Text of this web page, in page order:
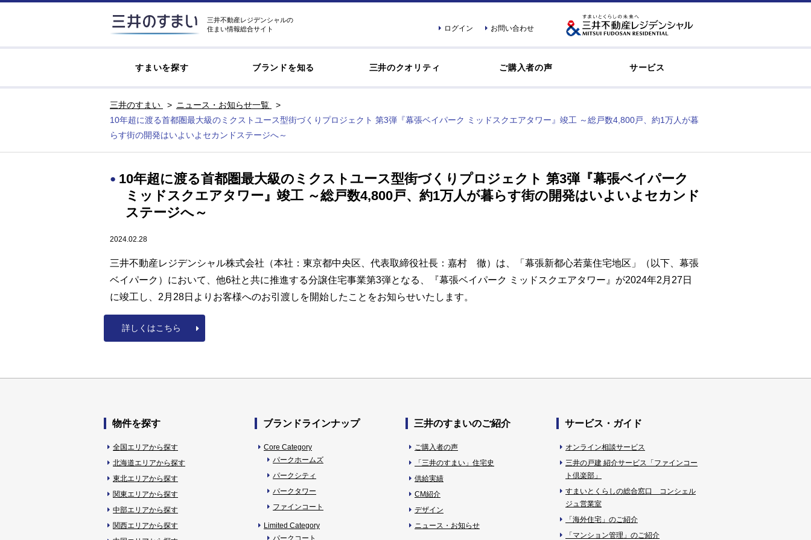
ログイン お問い合わせ
三井不動産レジデンシャルの
住まい情報総合サイト
すまいを探す ブランドを知る 三井のクオリティ ご購入者の声 サービス
三井のすまい
ニュース・お知らせ一覧
10年超に渡る首都圏最大級のミクストユース型街づくりプロジェクト 第3弾『幕張ベイパーク ミッドスクエアタワー』竣工 ～総戸数4,800戸、約1万人が暮
らす街の開発はいよいよセカンドステージへ～
10年超に渡る首都圏最大級のミクストユース型街づくりプロジェクト 第3弾『幕張ベイパーク
ミッドスクエアタワー』竣工 ～総戸数4,800戸、約1万人が暮らす街の開発はいよいよセカンド
ステージへ～
2024.02.28
三井不動産レジデンシャル株式会社（本社：東京都中央区、代表取締役社長：嘉村 徹）は、「幕張新都心若葉住宅地区」（以下、幕張
ベイパーク）において、他6社と共に推進する分譲住宅事業第3弾となる、『幕張ベイパーク ミッドスクエアタワー』が2024年2月27日
に竣工し、2月28日よりお客様へのお引渡しを開始したことをお知らせいたします。
詳しくはこちら
物件を探す
全国エリアから探す
北海道エリアから探す
東北エリアから探す
関東エリアから探す
中部エリアから探す
関西エリアから探す
ブランドラインナップ
Core Category
パークホームズ
パークシティ
パークタワー
ファインコート
Limited Category
パークコート
三井のすまいのご紹介
ご購入者の声
「三井のすまい」住宅史
供給実績
CM紹介
デザイン
ニュース・お知らせ
サービス・ガイド
オンライン相談サービス
三井の戸建 紹介サービス「ファインコー
ト倶楽部」
すまいとくらしの総合窓口 コンシェル
ジュ営業室
「海外住宅」のご紹介
「マンション管理」のご紹介